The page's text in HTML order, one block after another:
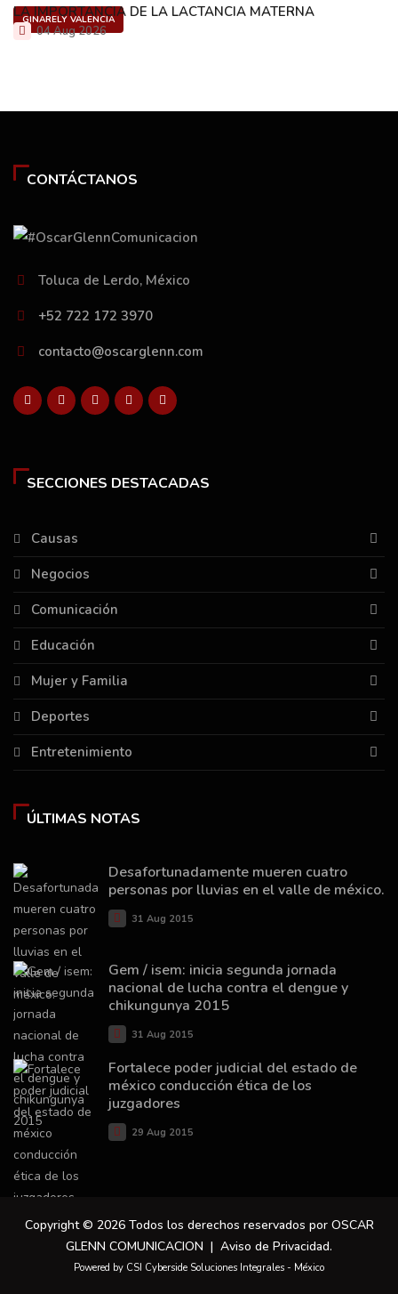
GINARELY VALENCIA
LA IMPORTANCIA DE LA LACTANCIA MATERNA
04 Aug 2026
CONTÁCTANOS
Toluca de Lerdo, México
+52 722 172 3970
contacto@oscarglenn.com
SECCIONES DESTACADAS
Causas
Negocios
Comunicación
Educación
Mujer y Familia
Deportes
Entretenimiento
ÚLTIMAS NOTAS
Desafortunadamente mueren cuatro
personas por lluvias en el valle de méxico.
31 Aug 2015
Gem / isem: inicia segunda jornada
nacional de lucha contra el dengue y
chikungunya 2015
31 Aug 2015
Fortalece poder judicial del estado de
méxico conducción ética de los
juzgadores
29 Aug 2015
Copyright © 2026 Todos los derechos reservados por OSCAR
GLENN COMUNICACION | Aviso de Privacidad.
Powered by CSI Cyberside Soluciones Integrales - México